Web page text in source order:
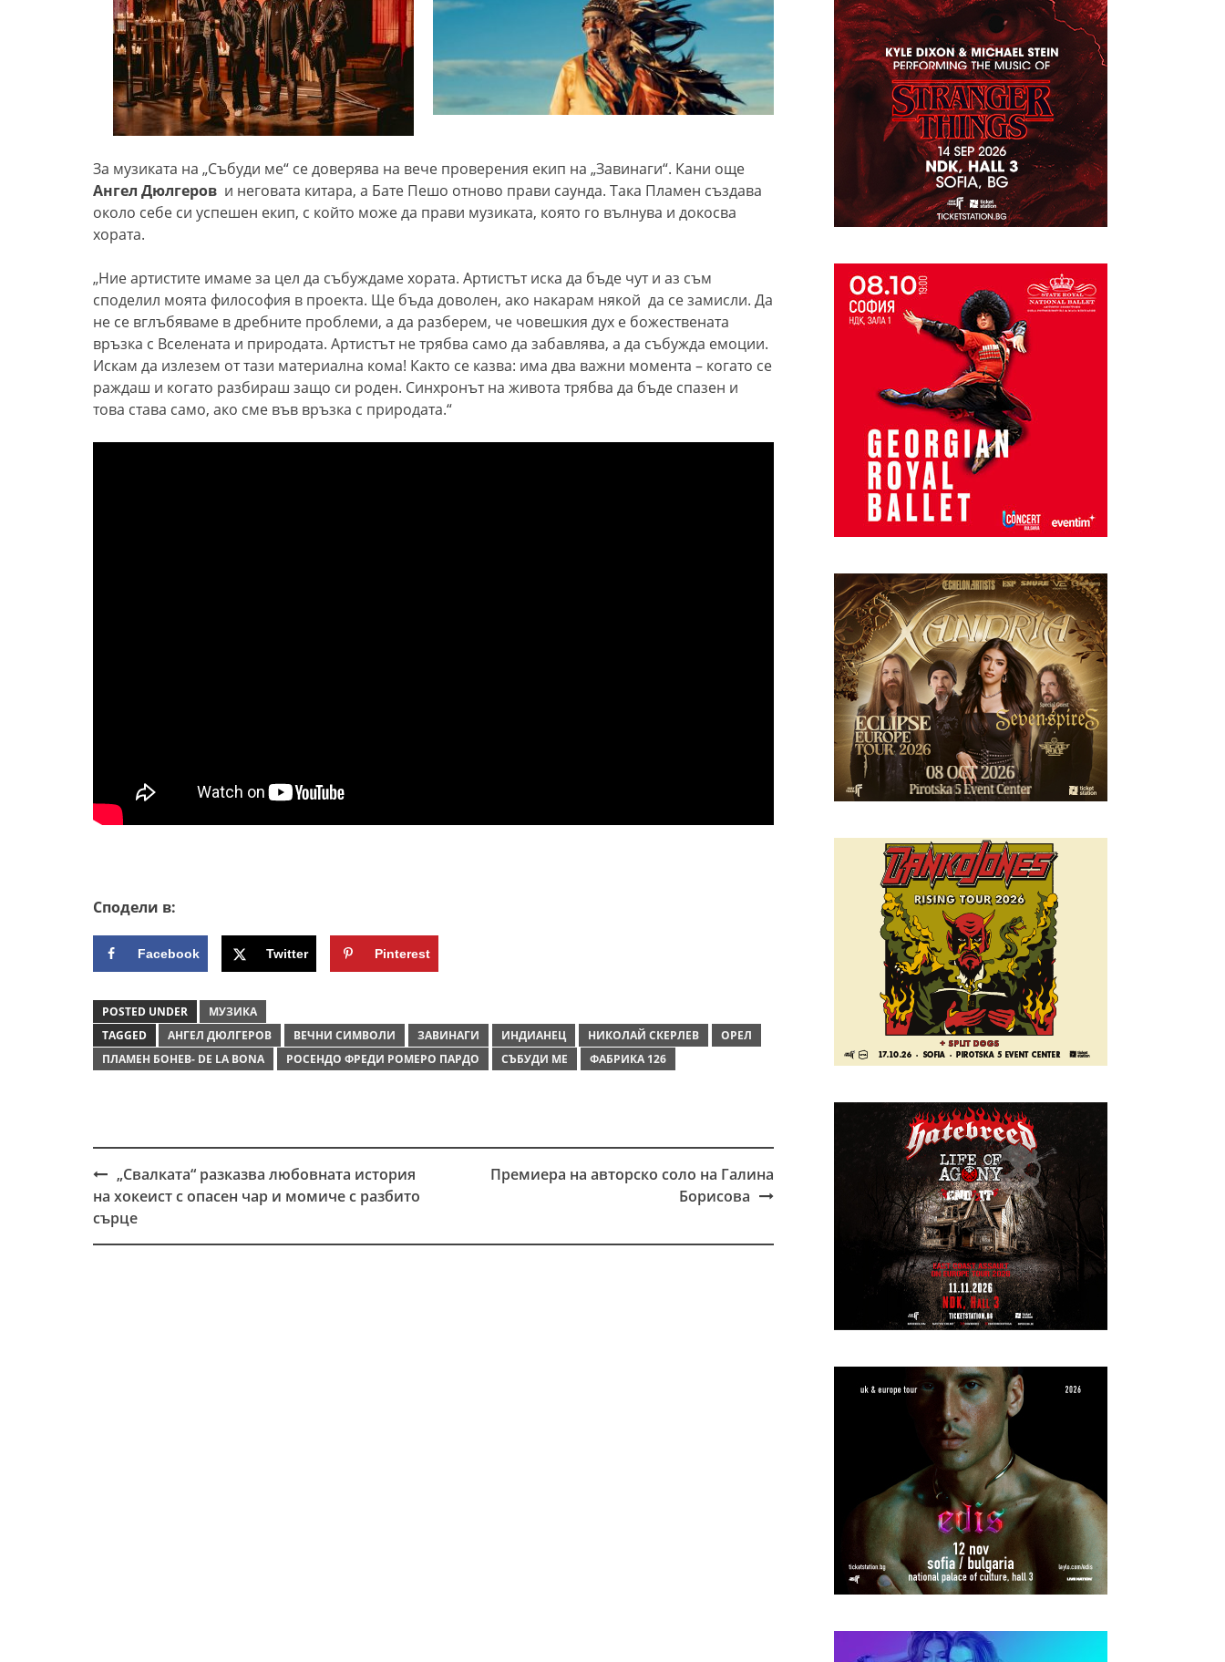
За музиката на „Събуди ме“ се доверява на вече проверения екип на „Завинаги“. Кани още
Ангел Дюлгеров и неговата китара, а Бате Пешо отново прави саунда. Така Пламен създава
около себе си успешен екип, с който може да прави музиката, която го вълнува и докосва
хората.
„Ние артистите имаме за цел да събуждаме хората. Артистът иска да бъде чут и аз съм
споделил моята философия в проекта. Ще бъда доволен, ако накарам някой да се замисли. Да
не се вглъбяваме в дребните проблеми, а да разберем, че човешкия дух е божествената
връзка с Вселената и природата. Артистът не трябва само да забавлява, а да събужда емоции.
Искам да излезем от тази материална кома! Както се казва: има два важни момента – когато се
раждаш и когато разбираш защо си роден. Синхронът на живота трябва да бъде спазен и
това става само, ако сме във връзка с природата.“
Сподели в:
Facebook Twitter Pinterest
POSTED UNDER
МУЗИКА
TAGGED
АНГЕЛ ДЮЛГЕРОВ ВЕЧНИ СИМВОЛИ ЗАВИНАГИ ИНДИАНЕЦ НИКОЛАЙ СКЕРЛЕВ
ОРЕЛ
ПЛАМЕН БОНЕВ- DE LA BONA
РОСЕНДО ФРЕДИ РОМЕРО ПАРДО СЪБУДИ МЕ ФАБРИКА 126
Post
navigation
„Свалката“ разказва любовната история
на хокеист с опасен чар и момиче с разбито
сърце
Премиера на авторско соло на Галина
Борисова